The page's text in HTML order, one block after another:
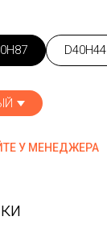
D40H44
У МЕНЕДЖЕРА